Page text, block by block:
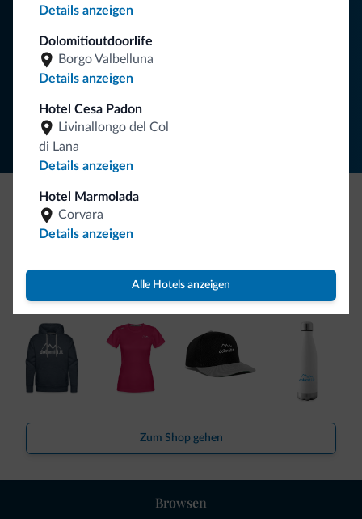
Details anzeigen
Dolomitioutdoorlife
Borgo Valbelluna
Details anzeigen
Hotel Cesa Padon
Livinallongo del Col
di Lana
Details anzeigen
Hotel Marmolada
Corvara
Details anzeigen
Alle Hotels anzeigen
Folgen Sie Dolomiti.it auf
NEWSLETTER ABONNIEREN
Seien Sie originell, entdecken Sie die neue
So viele von Ihnen haben uns gefragt. Die neue Kollektion
von Dolomiti.it ist da!
Zum Shop gehen
Browsen